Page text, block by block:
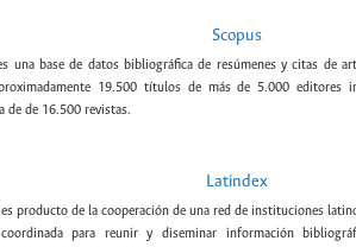
Scopus
una base de datos bibliográfica de resúmenes y citas de
19.500 títulos de más de 5.000 editores
de de 16.500 revistas.
Latindex
es producto de la cooperación de una red de instituciones
para reunir y diseminar información